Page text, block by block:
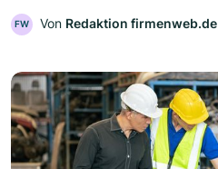
FW Von Redaktion firmenweb.de